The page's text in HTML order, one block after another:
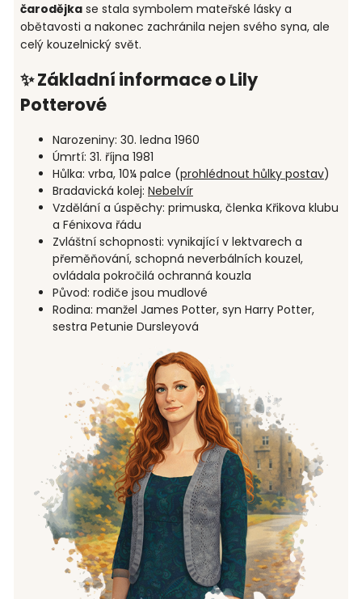
čarodějka se stala symbolem mateřské lásky a
obětavosti a nakonec zachránila nejen svého syna, ale
celý kouzelnický svět.
✨ Základní informace o Lily
Potterové
Narozeniny: 30. ledna 1960
Úmrtí: 31. října 1981
Hůlka: vrba, 10¼ palce (prohlédnout hůlky postav)
Bradavická kolej: Nebelvír
Vzdělání a úspěchy: primuska, členka Křikova klubu
a Fénixova řádu
Zvláštní schopnosti: vynikající v lektvarech a
přeměňování, schopná neverbálních kouzel,
ovládala pokročilá ochranná kouzla
Původ: rodiče jsou mudlové
Rodina: manžel James Potter, syn Harry Potter,
sestra Petunie Dursleyová